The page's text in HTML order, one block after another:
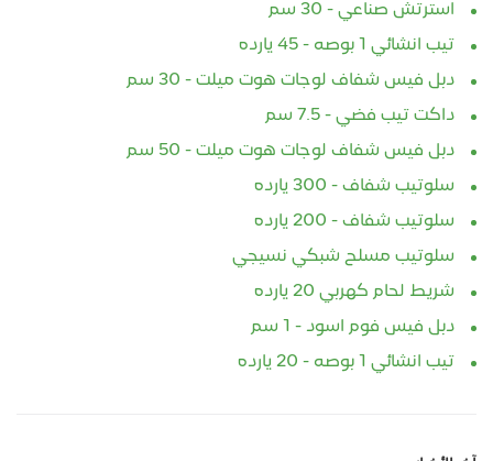
استرتش صناعي - 30 سم
تيب انشائي 1 بوصه - 45 يارده
دبل فيس شفاف لوجات هوت ميلت - 30 سم
داكت تيب فضي - 7.5 سم
دبل فيس شفاف لوجات هوت ميلت - 50 سم
سلوتيب شفاف - 300 يارده
سلوتيب شفاف - 200 يارده
سلوتيب مسلح شبكي نسيجي
شريط لحام كهربي 20 يارده
دبل فيس فوم اسود - 1 سم
تيب انشائي 1 بوصه - 20 يارده